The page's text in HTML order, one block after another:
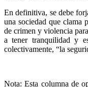
En definitiva, se debe
una sociedad que clama
de crimen y violencia
a tener tranquilidad y
colectivamente, “la
Nota: Esta columna de